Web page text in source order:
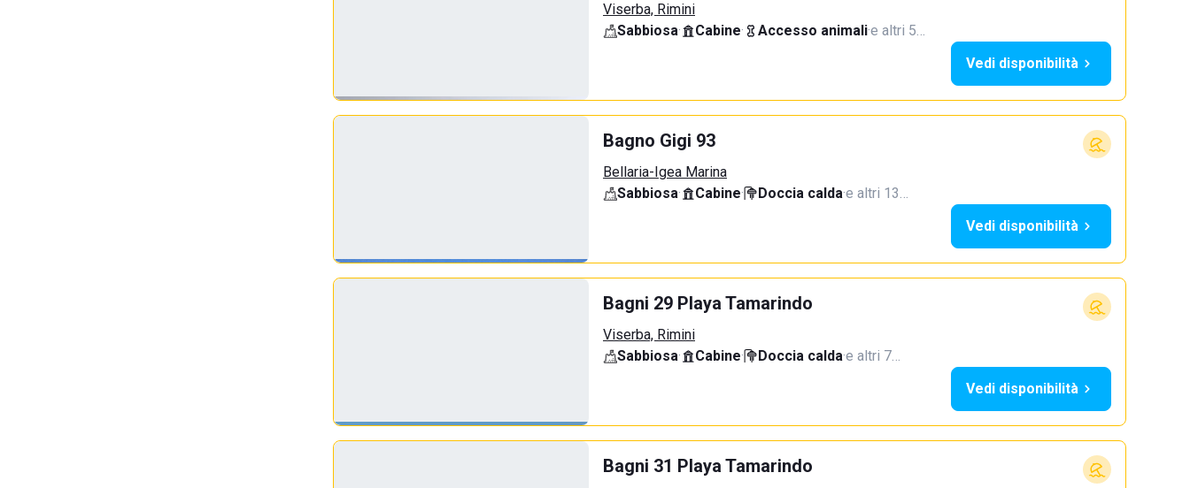
Viserba, Rimini
Sabbiosa· Cabine· Accesso animali·e altri 5…
Vedi disponibilità
Bagno Gigi 93
Bellaria-Igea Marina
Sabbiosa· Cabine· Doccia calda·e altri 13…
Vedi disponibilità
Bagni 29 Playa Tamarindo
Viserba, Rimini
Sabbiosa· Cabine· Doccia calda·e altri 7…
Vedi disponibilità
Bagni 31 Playa Tamarindo